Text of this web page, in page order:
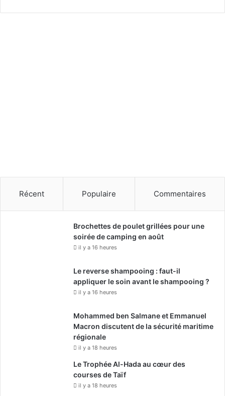
Récent Populaire Commentaires
Brochettes de poulet grillées pour une
soirée de camping en août
il y a 16 heures
Le reverse shampooing : faut-il
appliquer le soin avant le shampooing ?
il y a 16 heures
Mohammed ben Salmane et Emmanuel
Macron discutent de la sécurité maritime
régionale
il y a 18 heures
Le Trophée Al-Hada au cœur des
courses de Taïf
il y a 18 heures